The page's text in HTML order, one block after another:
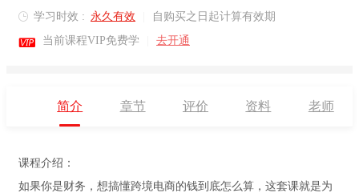
 学习时效 : 永久有效 自购买之日起计算有效期
 当前课程VIP免费学 去开通
简介 章节 评价 资料 老师
课程介绍：
如果你是财务，想搞懂跨境电商的钱到底怎么算，这套课就是为